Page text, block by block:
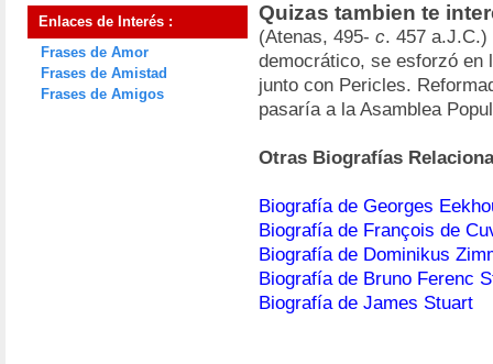
Enlaces de Interés :
Frases de Amor
Frases de Amistad
Frases de Amigos
Quizas tambien te
(Atenas, 495- c. 457
democrático, se esforzó en
junto con Pericles.
pasaría a la Asamblea
Otras Biografías
Biografía de Georges
Biografía de François de
Biografía de Dominikus
Biografía de Bruno Ferenc
Biografía de James Stuart